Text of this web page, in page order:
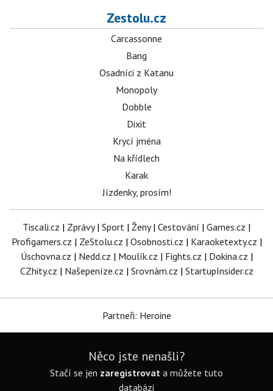
Zestolu.cz
Carcassonne
Bang
Osadníci z Katanu
Monopoly
Dobble
Dixit
Krycí jména
Na křídlech
Karak
Jízdenky, prosím!
Tiscali.cz | Zprávy| Sport | Ženy| Cestování | Games.cz |
Profigamers.cz | ZeStolu.cz | Osobnosti.cz | Karaoketexty.cz |
Úschovna.cz | Nedd.cz | Moulík.cz | Fights.cz | Dokina.cz |
CZhity.cz | Našepeníze.cz | Srovnám.cz | StartupInsider.cz
Partneři: Heroine
Něco jste nenašli?
Stačí se jen zaregistrovat a můžete tuto
databázi